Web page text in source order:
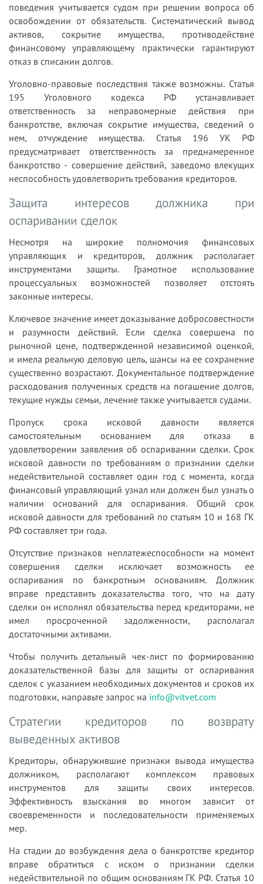
поведения учитывается судом при решении вопроса об
освобождении от обязательств. Систематический вывод
активов, сокрытие имущества, противодействие
финансовому управляющему практически гарантируют
отказ в списании долгов.
Уголовно-правовые последствия также возможны. Статья
195 Уголовного кодекса РФ устанавливает
ответственность за неправомерные действия при
банкротстве, включая сокрытие имущества, сведений о
нем, отчуждение имущества. Статья 196 УК РФ
предусматривает ответственность за преднамеренное
банкротство - совершение действий, заведомо влекущих
неспособность удовлетворить требования кредиторов.
Защита интересов должника при
оспаривании сделок
Несмотря на широкие полномочия финансовых
управляющих и кредиторов, должник располагает
инструментами защиты. Грамотное использование
процессуальных возможностей позволяет отстоять
законные интересы.
Ключевое значение имеет доказывание добросовестности
и разумности действий. Если сделка совершена по
рыночной цене, подтвержденной независимой оценкой,
и имела реальную деловую цель, шансы на ее сохранение
существенно возрастают. Документальное подтверждение
расходования полученных средств на погашение долгов,
текущие нужды семьи, лечение также учитывается судами.
Пропуск срока исковой давности является
самостоятельным основанием для отказа в
удовлетворении заявления об оспаривании сделки. Срок
исковой давности по требованиям о признании сделки
недействительной составляет один год с момента, когда
финансовый управляющий узнал или должен был узнать о
наличии оснований для оспаривания. Общий срок
исковой давности для требований по статьям 10 и 168 ГК
РФ составляет три года.
Отсутствие признаков неплатежеспособности на момент
совершения сделки исключает возможность ее
оспаривания по банкротным основаниям. Должник
вправе представить доказательства того, что на дату
сделки он исполнял обязательства перед кредиторами, не
имел просроченной задолженности, располагал
достаточными активами.
Чтобы получить детальный чек-лист по формированию
доказательственной базы для защиты от оспаривания
сделок с указанием необходимых документов и сроков их
подготовки, направьте запрос на info@vitvet.com
Стратегии кредиторов по возврату
выведенных активов
Кредиторы, обнаружившие признаки вывода имущества
должником, располагают комплексом правовых
инструментов для защиты своих интересов.
Эффективность взыскания во многом зависит от
своевременности и последовательности применяемых
мер.
На стадии до возбуждения дела о банкротстве кредитор
вправе обратиться с иском о признании сделки
недействительной по общим основаниям ГК РФ. Статья 10